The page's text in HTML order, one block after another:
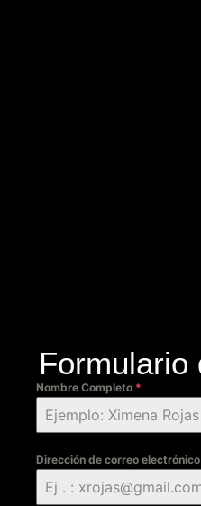
Formulario
Nombre Completo *
Dirección de correo electrónico